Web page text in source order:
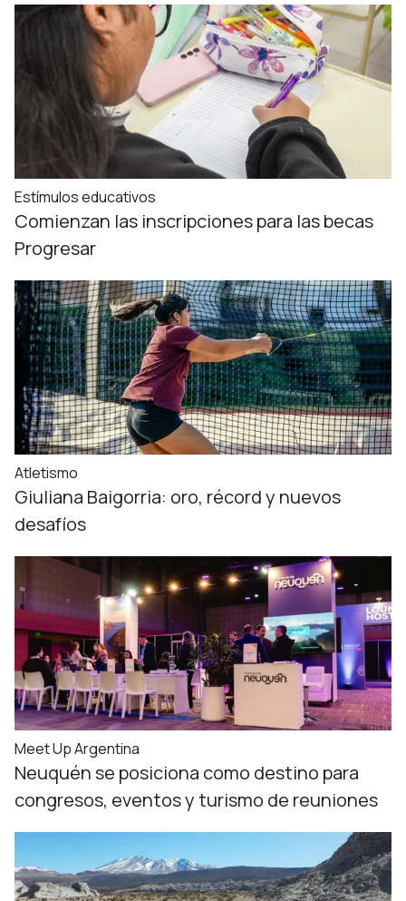
Estímulos educativos
Comienzan las inscripciones para las becas
Progresar
Atletismo
Giuliana Baigorria: oro, récord y nuevos
desafíos
Meet Up Argentina
Neuquén se posiciona como destino para
congresos, eventos y turismo de reuniones